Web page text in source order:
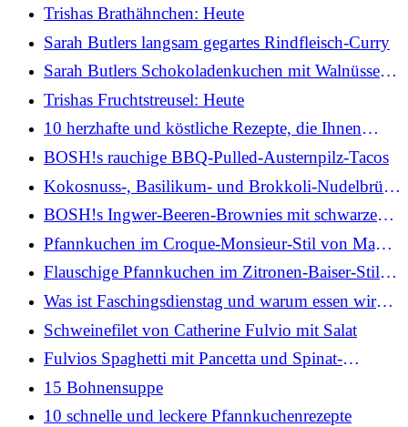
Trishas Brathähnchen: Heute
Sarah Butlers langsam gegartes Rindfleisch-Curry
Sarah Butlers Schokoladenkuchen mit Walnüssen
und Ganache-Zuckerguss
Trishas Fruchtstreusel: Heute
10 herzhafte und köstliche Rezepte, die Ihnen
dabei helfen, Ihr Grünzeug zu essen
BOSH!s rauchige BBQ-Pulled-Austernpilz-Tacos
Kokosnuss-, Basilikum- und Brokkoli-Nudelbrühe
von BOSH! (mit würzigem Erdnuss-Rayu)
BOSH!s Ingwer-Beeren-Brownies mit schwarzen
Bohnen
Pfannkuchen im Croque-Monsieur-Stil von Mags:
Heute
Flauschige Pfannkuchen im Zitronen-Baiser-Stil
von Mags: Lifestyle
Was ist Faschingsdienstag und warum essen wir
Pfannkuchen?
Schweinefilet von Catherine Fulvio mit Salat
Fulvios Spaghetti mit Pancetta und Spinat-
Olivensauce
15 Bohnensuppe
10 schnelle und leckere Pfannkuchenrezepte